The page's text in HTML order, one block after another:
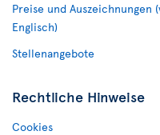
Preise und Auszeichnungen
Englisch)
Stellenangebote
Rechtliche Hinweise
Cookies